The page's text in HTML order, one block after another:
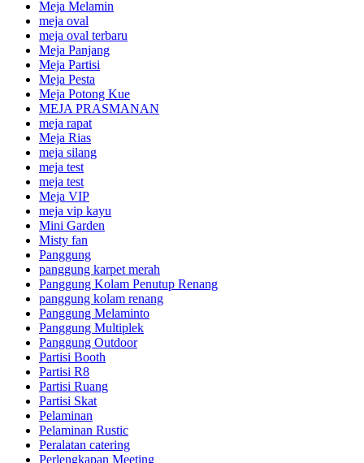
Meja Melamin
meja oval
meja oval terbaru
Meja Panjang
Meja Partisi
Meja Pesta
Meja Potong Kue
MEJA PRASMANAN
meja rapat
Meja Rias
meja silang
meja test
meja test
Meja VIP
meja vip kayu
Mini Garden
Misty fan
Panggung
panggung karpet merah
Panggung Kolam Penutup Renang
panggung kolam renang
Panggung Melaminto
Panggung Multiplek
Panggung Outdoor
Partisi Booth
Partisi R8
Partisi Ruang
Partisi Skat
Pelaminan
Pelaminan Rustic
Peralatan catering
Perlengkapan Meeting